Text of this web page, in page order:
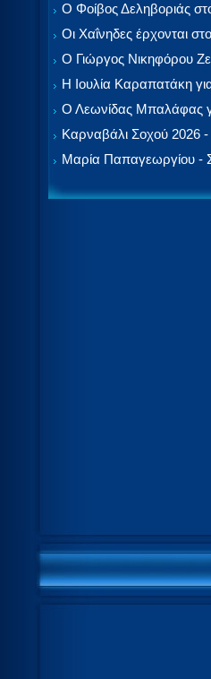
Ο Φοίβος Δεληβοριάς
Οι Χαΐνηδες έρχονται
Ο Γιώργος Νικηφόρου
Η Ιουλία Καραπατάκη
Ο Λεωνίδας Μπαλάφας
Καρναβάλι Σοχού 2026
Μαρία Παπαγεωργίου -